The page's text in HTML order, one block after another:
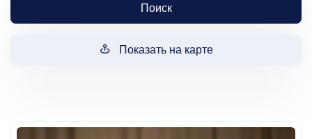
Поиск
Показать на карте